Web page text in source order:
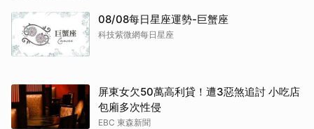
08/08每日星座運勢-巨蟹座
科技紫微網每日星座
屏東女欠50萬高利貸！遭3惡煞追討 小吃店
包廂多次性侵
EBC 東森新聞